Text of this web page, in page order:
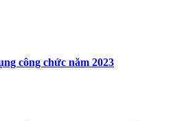
công chức năm 2023